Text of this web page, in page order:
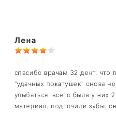
Лена
спасибо врачам 32 дент,
"удачных покатушек" снова
улыбаться. всего была у них
материал, подточили зубы,